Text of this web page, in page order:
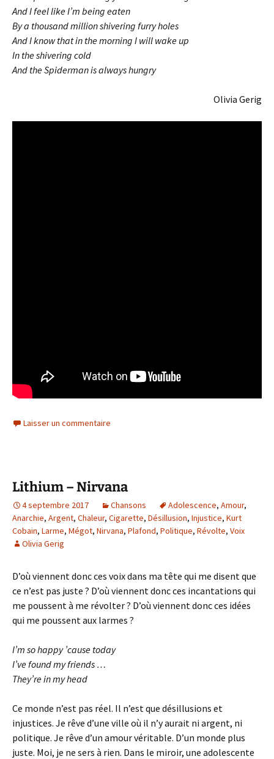
And I feel like I’m being eaten
By a thousand million shivering furry holes
And I know that in the morning I will wake up
In the shivering cold
And the Spiderman is always hungry
Olivia Gerig
Laisser un commentaire
Lithium – Nirvana
4 septembre 2017 Chansons Adolescence, Amour,
Anarchie, Argent, Chaleur, Cigarette, Désillusion, Injustice, Kurt
Cobain, Larme, Mégot, Nirvana, Plafond, Politique, Révolte, Voix
Olivia Gerig
D’où viennent donc ces voix dans ma tête qui me disent que
ce n’est pas juste ? D’où viennent donc ces incantations qui
me poussent à me révolter ? D’où viennent donc ces idées
qui me poussent aux larmes ?
I’m so happy ’cause today
I’ve found my friends …
They’re in my head
Ce monde n’est pas réel. Il n’est que désillusions et
injustices. Je rêve d’une ville où il n’y aurait ni argent, ni
politique. Je rêve d’un amour véritable. D’un monde plus
juste. Moi, je ne sers à rien. Dans le miroir, une adolescente